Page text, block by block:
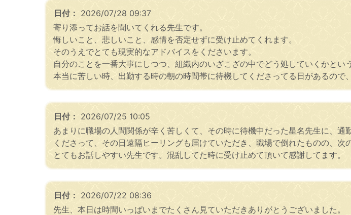
日付： 2026/07/28 09:37
寄り添ってお話を聞いてくれる先生です。
悔しいこと、悲しいこと、感情を否定せずに受け止めてくれます。
そのうえでとても現実的なアドバイスをくださいます。
自分のことを一番大事にしつつ、組織内のいざこざの中でどう処していくかとい
本当に苦しい時、出勤する時の朝の時間帯に待機してくださってる日があるので
日付： 2026/07/25 10:05
あまりに職場の人間関係が辛く苦しくて、その時に待機中だった星名先生に、
くださって、その日遠隔ヒーリングも届けていただき、職場で倒れたものの、
とてもお話しやすい先生です。混乱してた時に受け止めて頂いて感謝してます。
日付： 2026/07/22 08:36
先生、本日は時間いっぱいまでたくさん見ていただきありがとうございました。